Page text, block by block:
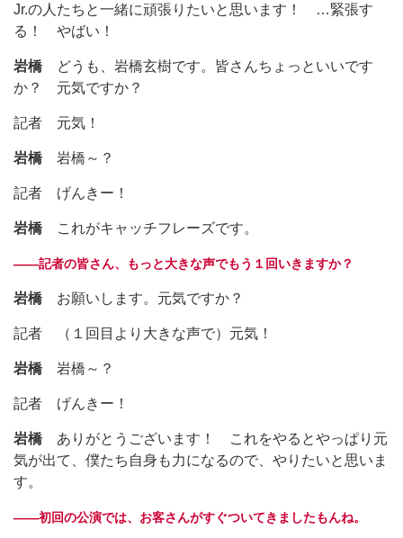
Jr.の人たちと一緒に頑張りたいと思います！ …緊張す
る！ やばい！
岩橋 どうも、岩橋玄樹です。皆さんちょっといいです
か？ 元気ですか？
記者 元気！
岩橋 岩橋～？
記者 げんきー！
岩橋 これがキャッチフレーズです。
――記者の皆さん、もっと大きな声でもう１回いきますか？
岩橋 お願いします。元気ですか？
記者 （１回目より大きな声で）元気！
岩橋 岩橋～？
記者 げんきー！
岩橋 ありがとうございます！ これをやるとやっぱり元
気が出て、僕たち自身も力になるので、やりたいと思いま
す。
――初回の公演では、お客さんがすぐついてきましたもんね。